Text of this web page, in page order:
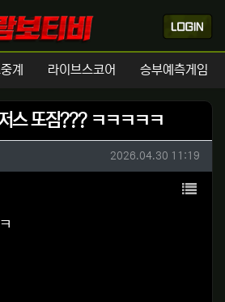
계 라이브스코어 승부예측게임
스 또짐??? ㅋㅋㅋㅋㅋ
작성일
2026.04.30 11:19
목록